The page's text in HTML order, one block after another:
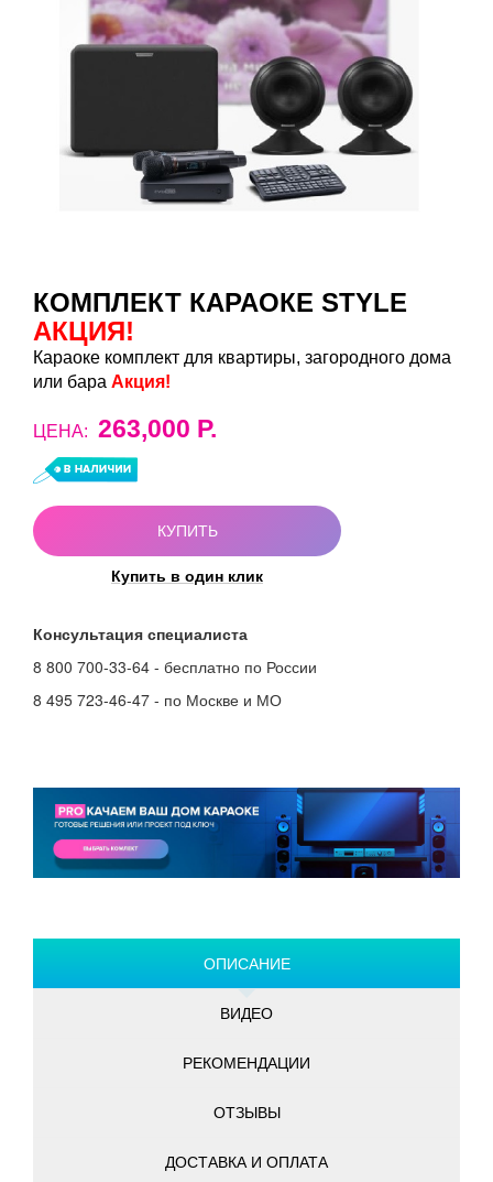
КОМПЛЕКТ КАРАОКЕ STYLE
АКЦИЯ!
Караоке комплект для квартиры, загородного дома
или бара Акция!
ЦЕНА: 263,000 Р.
В наличии
КУПИТЬ
Купить в один клик
Консультация специалиста
8 800 700-33-64 - бесплатно по России
8 495 723-46-47 - по Москве и МО
ОПИСАНИЕ
ВИДЕО
РЕКОМЕНДАЦИИ
ОТЗЫВЫ
ДОСТАВКА И ОПЛАТА